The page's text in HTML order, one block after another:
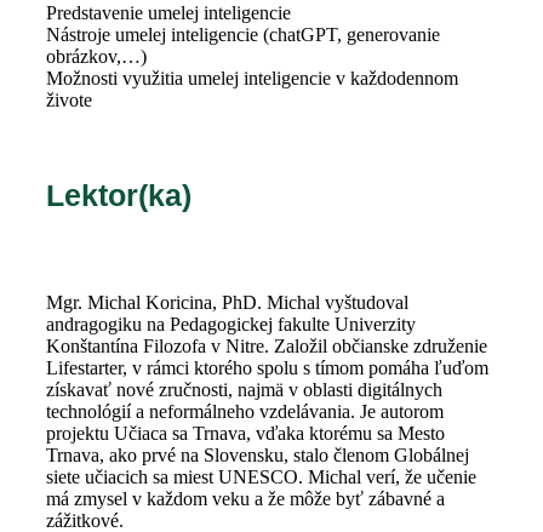
Predstavenie umelej inteligencie
Nástroje umelej inteligencie (chatGPT, generovanie
obrázkov,…)
Možnosti využitia umelej inteligencie v každodennom
živote
Lektor(ka)
Mgr. Michal Koricina, PhD. Michal vyštudoval
andragogiku na Pedagogickej fakulte Univerzity
Konštantína Filozofa v Nitre. Založil občianske združenie
Lifestarter, v rámci ktorého spolu s tímom pomáha ľuďom
získavať nové zručnosti, najmä v oblasti digitálnych
technológií a neformálneho vzdelávania. Je autorom
projektu Učiaca sa Trnava, vďaka ktorému sa Mesto
Trnava, ako prvé na Slovensku, stalo členom Globálnej
siete učiacich sa miest UNESCO. Michal verí, že učenie
má zmysel v každom veku a že môže byť zábavné a
zážitkové.